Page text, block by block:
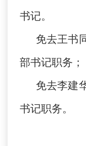
书记。
免去王书
部书记职务；
免去李建
书记职务。